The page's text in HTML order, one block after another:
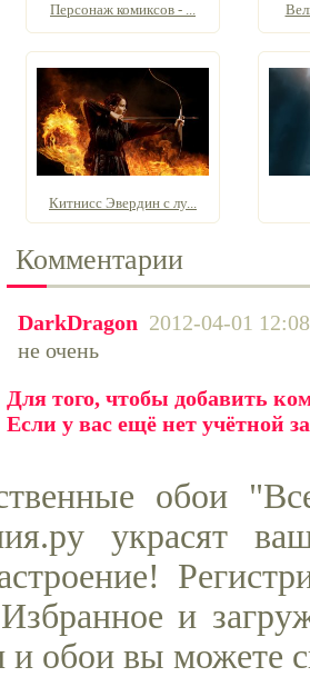
Персонаж комиксов - ...
Китнисс Эвердин с лу...
Комментарии
DarkDragon 2012-04-01
не очень
Для того, чтобы добавить
Если у вас ещё нет учётной
обои
украсят
и
и обои вы можете